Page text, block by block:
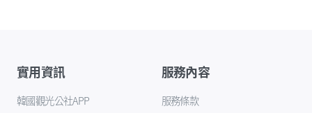
實用資訊
韓國觀光公社APP
服務內容
服務條款